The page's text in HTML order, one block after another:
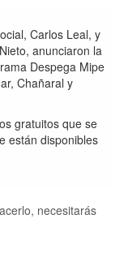
Carlos Leal, y
anunciaron la
Despega Mipe
Chañaral y
gratuitos que se
están disponibles
necesitarás